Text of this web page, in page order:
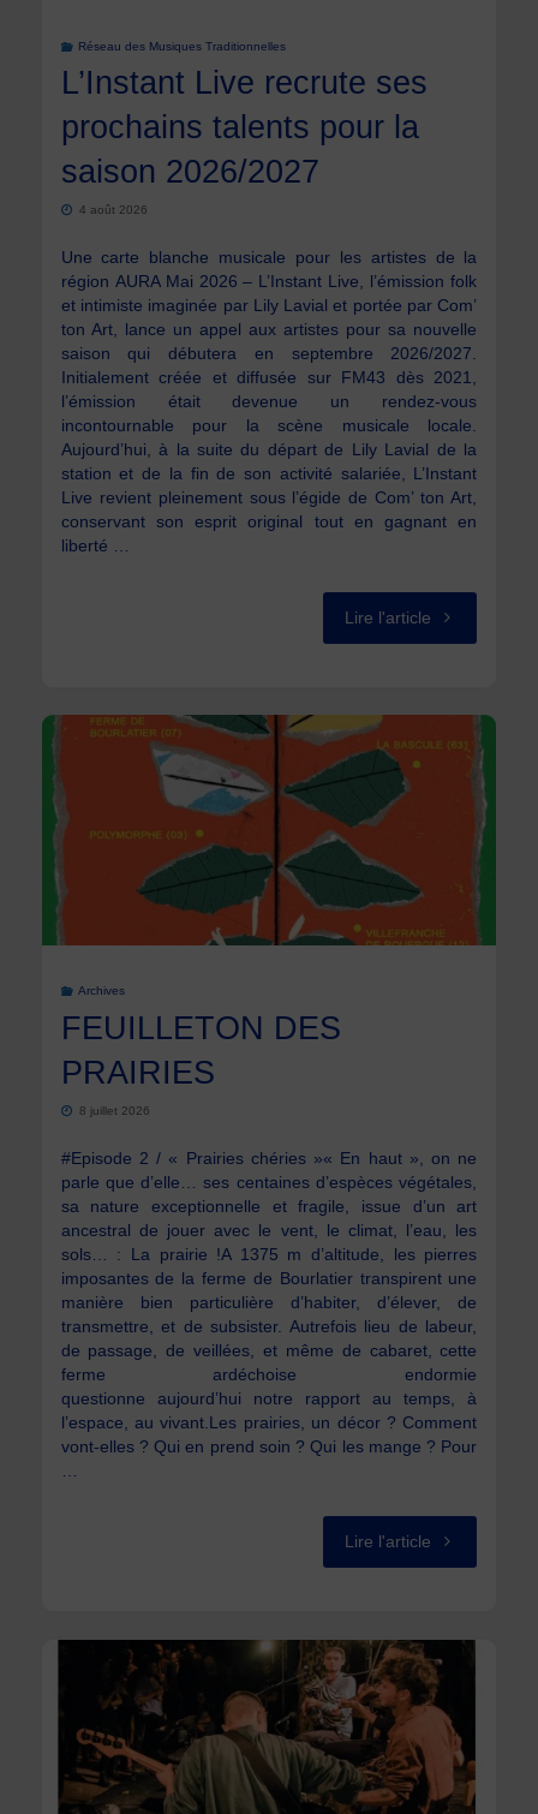
Réseau des Musiques Traditionnelles
L’Instant Live recrute ses
prochains talents pour la
saison 2026/2027
4 août 2026
Une carte blanche musicale pour les artistes de la
région AURA Mai 2026 – L’Instant Live, l’émission folk
et intimiste imaginée par Lily Lavial et portée par Com’
ton Art, lance un appel aux artistes pour sa nouvelle
saison qui débutera en septembre 2026/2027.
Initialement créée et diffusée sur FM43 dès 2021,
l’émission était devenue un rendez-vous
incontournable pour la scène musicale locale.
Aujourd’hui, à la suite du départ de Lily Lavial de la
station et de la fin de son activité salariée, L’Instant
Live revient pleinement sous l’égide de Com’ ton Art,
conservant son esprit original tout en gagnant en
liberté …
Lire l'article"L’Instant
recrute
prochains
pour
Archives
FEUILLETON DES
PRAIRIES
8 juillet 2026
#Episode 2 / « Prairies chéries »« En haut », on ne
parle que d’elle… ses centaines d’espèces végétales,
sa nature exceptionnelle et fragile, issue d’un art
ancestral de jouer avec le vent, le climat, l’eau, les
sols… : La prairie !A 1375 m d’altitude, les pierres
imposantes de la ferme de Bourlatier transpirent une
manière bien particulière d’habiter, d’élever, de
transmettre, et de subsister. Autrefois lieu de labeur,
de passage, de veillées, et même de cabaret, cette
ferme ardéchoise endormie
questionne aujourd’hui notre rapport au temps, à
l’espace, au vivant.Les prairies, un décor ? Comment
vont-elles ? Qui en prend soin ? Qui les mange ? Pour
Lire l'article
PRAIRIES"